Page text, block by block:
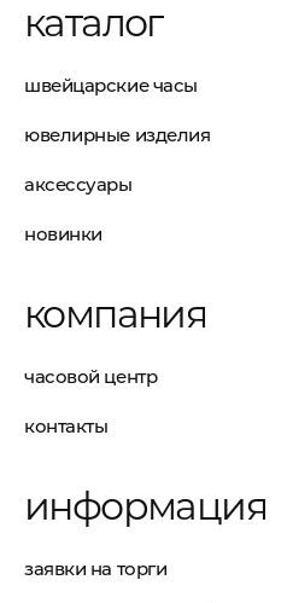
каталог
швейцарские часы
ювелирные изделия
аксессуары
новинки
компания
часовой центр
контакты
информация
заявки на торги